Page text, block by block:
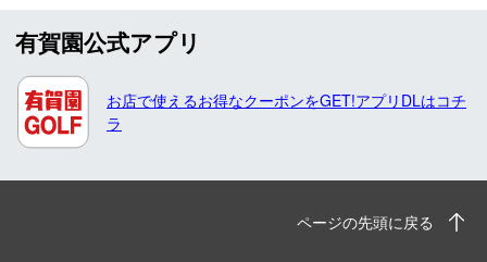
有賀園公式アプリ
お店で使えるお得なクーポンをGET!アプリDLはコチ
ラ
ページの先頭に戻る